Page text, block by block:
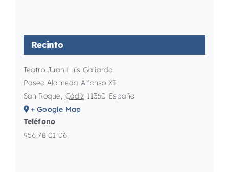
Recinto
Teatro Juan Luis Galiardo
Paseo Alameda Alfonso XI
San Roque, Cádiz 11360 España
+ Google Map
Teléfono
956 78 01 06